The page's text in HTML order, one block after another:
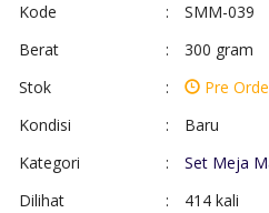
Kode :
SMM-039
Berat
:
300 gram
Stok
:
Pre
Kondisi
:
Baru
Kategori
:
Set Meja
Dilihat
:
414 kali